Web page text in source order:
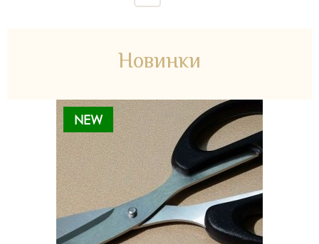
Новинки
NEW